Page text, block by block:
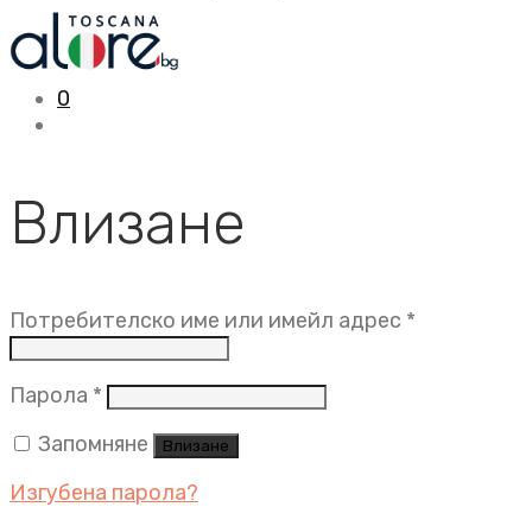
0
Влизане
Потребителско име или имейл адрес *
Парола * Задължително
Запомняне
Влизане
Изгубена парола?